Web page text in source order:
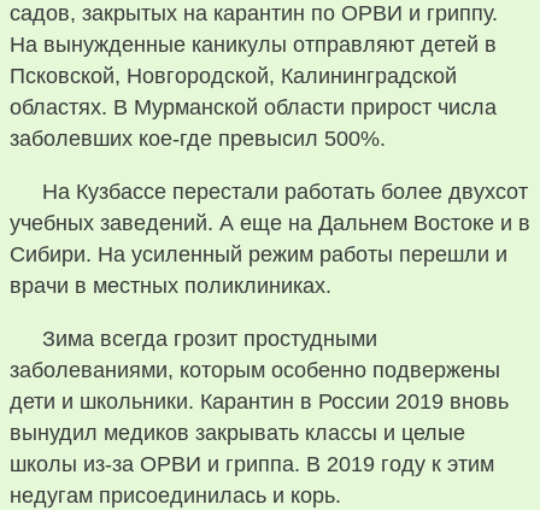
садов, закрытых на карантин по ОРВИ и гриппу.
На вынужденные каникулы отправляют детей в
Псковской, Новгородской, Калининградской
областях. В Мурманской области прирост числа
заболевших кое-где превысил 500%.
На Кузбассе перестали работать более двухсот
учебных заведений. А еще на Дальнем Востоке и в
Сибири. На усиленный режим работы перешли и
врачи в местных поликлиниках.
Зима всегда грозит простудными
заболеваниями, которым особенно подвержены
дети и школьники. Карантин в России 2019 вновь
вынудил медиков закрывать классы и целые
школы из-за ОРВИ и гриппа. В 2019 году к этим
недугам присоединилась и корь.